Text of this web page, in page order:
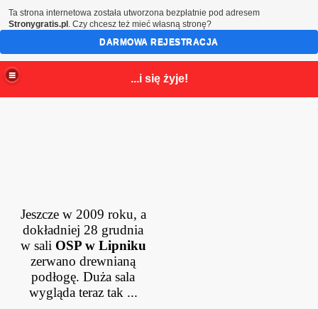
...i się żyje!
Jeszcze w 2009 roku, a
dokładniej 28 grudnia
w sali OSP w Lipniku
zerwano drewnianą
podłogę. Duża sala
wygląda teraz tak ...
Ta strona internetowa została utworzona bezpłatnie pod adresem
Stronygratis.pl . Czy chcesz też mieć własną stronę?
DARMOWA REJESTRACJA